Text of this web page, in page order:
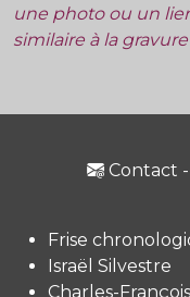
une photo ou un
similaire à la gravure
Contact -
Frise
Israël Silvestre
Charles-François